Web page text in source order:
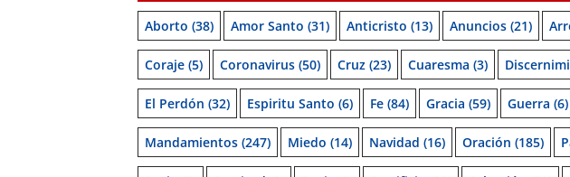
Aborto (38) Amor Santo (31) Anticristo (13) Anuncios (21)
Coraje (5) Coronavirus (50) Cruz (23) Cuaresma (3)
El Perdón (32) Espiritu Santo (6) Fe (84) Gracia (59) Guerra (6)
Mandamientos (247) Miedo (14) Navidad (16) Oración (185)